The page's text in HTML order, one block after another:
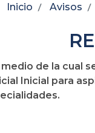
Inicio Avisos
medio de la cual
Inicial para